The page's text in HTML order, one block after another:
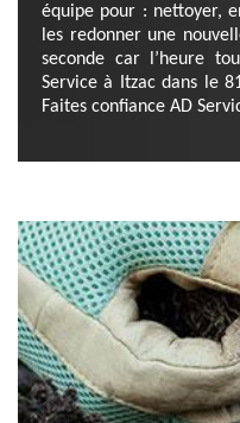
équipe pour : nettoyer,
les redonner une
seconde car l’heure
Service à Itzac dans le
Faites confiance AD